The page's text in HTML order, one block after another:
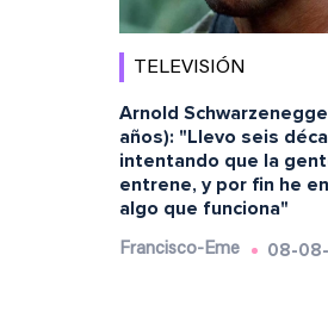
TELEVISIÓN
Arnold
años): "Llevo seis
intentando que la
entrene, y por fin he
algo que funciona"
Francisco-Eme 08-